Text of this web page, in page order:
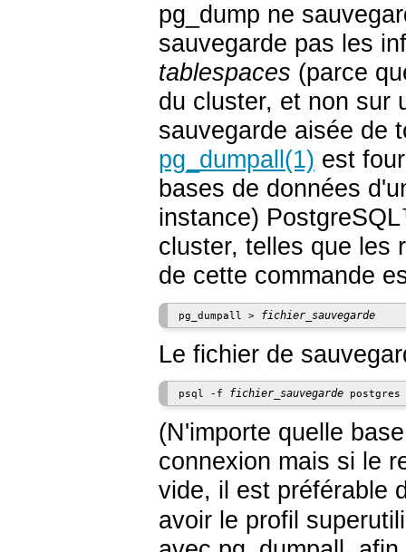
pg_dump ne
sauvegarde pas les
tablespaces (parce
du cluster, et non sur
sauvegarde aisée de
pg_dumpall (1) est
bases de données
instance) PostgreSQL
cluster, telles que les
de cette commande
pg_dumpall > fichier_sauvegarde
Le fichier de
psql -f fichier_sauvegarde postgres
(N'importe quelle
connexion mais si le
vide, il est préférable
avoir le profil